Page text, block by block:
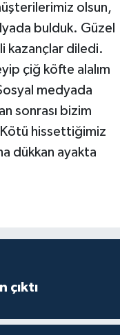
olsun,
bulduk. Güzel
kazançlar diledi.
çiğ köfte alalım
medyada
sonrası bizim
Kötü hissettiğimiz
dükkan ayakta
çıktı